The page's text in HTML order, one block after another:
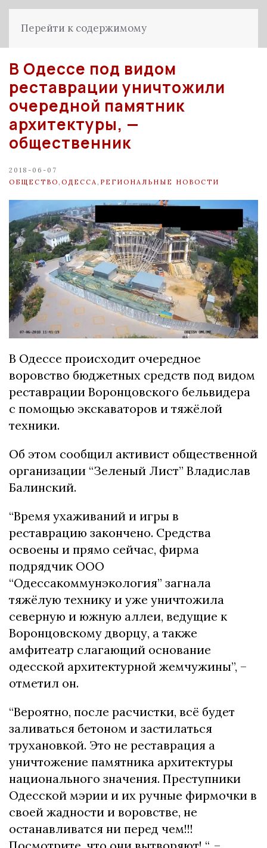
Перейти к содержимому
В Одессе под видом
реставрации уничтожили
очередной памятник
архитектуры, —
общественник
2018-06-07
ОБЩЕСТВО ОДЕССА РЕГИОНАЛЬНЫЕ НОВОСТИ
В Одессе происходит очередное
воровство бюджетных средств под видом
реставрации Воронцовского бельвидера
с помощью экскаваторов и тяжёлой
техники.
Об этом сообщил активист общественной
организации “Зеленый Лист” Владислав
Балинский.
“Время ухаживаний и игры в
реставрацию закончено. Средства
освоены и прямо сейчас, фирма
подрядчик ООО
“Одессакоммунэкология” загнала
тяжёлую технику и уже уничтожила
северную и южную аллеи, ведущие к
Воронцовскому дворцу, а также
амфитеатр слагающий основание
одесской архитектурной жемчужины”, –
отметил он.
“Вероятно, после расчистки, всё будет
заливаться бетоном и застилаться
трухановкой. Это не реставрация а
уничтожение памятника архитектуры
национального значения. Преступники
Одесской мэрии и их ручные фирмочки в
своей жадности и воровстве, не
останавливатся ни перед чем!!!